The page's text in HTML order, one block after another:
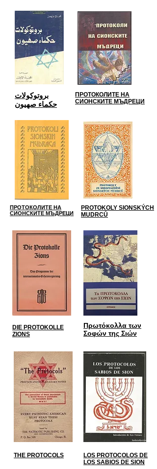
بروتوكولات
حكماء صهيون
ПРОТОКОЛИТЕ НА
СИОНСКИТЕ МЪДРЕЦИ
ПРОТОКОЛИТЕ НА
СИОНСКИТЕ МЪДРЕЦИ
PROTOKOLY SIONSKÝCH
MUDRCŮ
DIE PROTOKOLLE
ZIONS
Πρωτόκολλα των
Σοφών της Σιών
THE PROTOCOLS
LOS PROTOCOLOS DE
LOS SABIOS DE SION